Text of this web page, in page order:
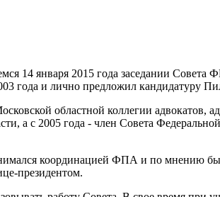
14 января 2015 года заседании Совета
года и лично предложил кандидатуру
областной коллегии адвокатов,
а с 2005 года - член Совета
координацией ФПА и по мнению
президентом.